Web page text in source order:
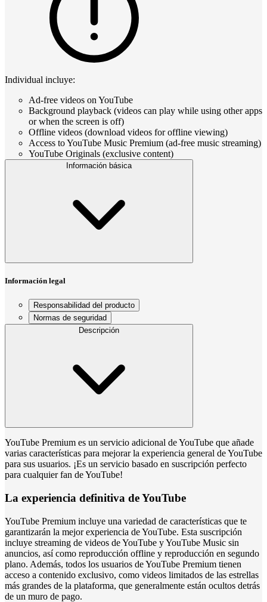
Individual incluye:
Ad-free videos on YouTube
Background playback (videos can play while using other apps
or when the screen is off)
Offline videos (download videos for offline viewing)
Access to YouTube Music Premium (ad-free music streaming)
YouTube Originals (exclusive content)
Información básica
Información legal
Responsabilidad del producto
Normas de seguridad
Descripción
YouTube Premium es un servicio adicional de YouTube que añade
varias características para mejorar la experiencia general de YouTube
para sus usuarios. ¡Es un servicio basado en suscripción perfecto
para cualquier fan de YouTube!
La experiencia definitiva de YouTube
YouTube Premium incluye una variedad de características que te
garantizarán la mejor experiencia de YouTube. Esta suscripción
incluye streaming de videos de YouTube y YouTube Music sin
anuncios, así como reproducción offline y reproducción en segundo
plano. Además, todos los usuarios de YouTube Premium tienen
acceso a contenido exclusivo, como videos limitados de las estrellas
más grandes de la plataforma, que generalmente están ocultos detrás
de un muro de pago.